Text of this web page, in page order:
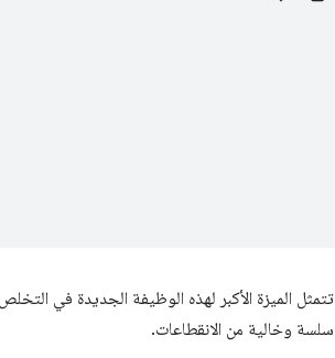
تتمثل الميزة الأكبر لهذه الوظيفة الجديدة في
سلسة وخالية من الانقطاعات.